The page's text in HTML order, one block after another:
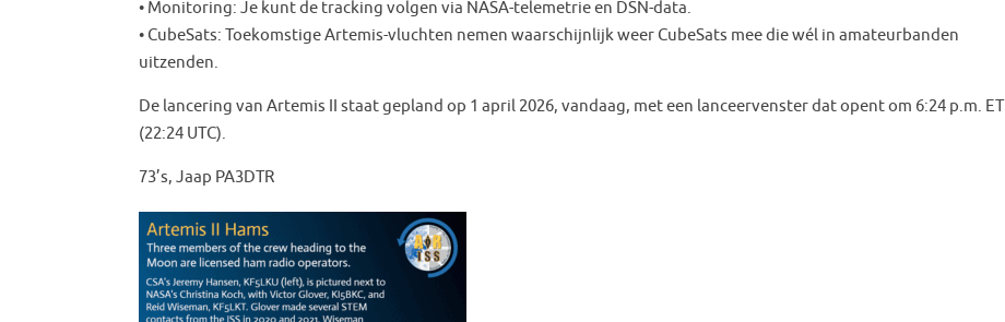
• Monitoring: Je kunt de tracking volgen via NASA-telemetrie en DSN-data.
• CubeSats: Toekomstige Artemis-vluchten nemen waarschijnlijk weer CubeSats mee die wél in amateurbanden
uitzenden.
De lancering van Artemis II staat gepland op 1 april 2026, vandaag, met een lanceervenster dat opent om 6:24 p.m. ET
(22:24 UTC).
73’s, Jaap PA3DTR